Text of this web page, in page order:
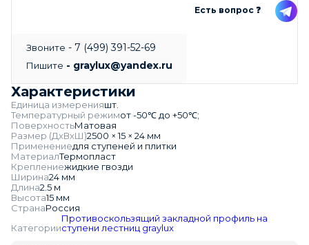
Есть вопрос ❓
Звоните - 7 (499) 391-52-69
Пишите - graylux@yandex.ru
Характеристики
Единица измеренияшт.
Температурный режимот -50℃ до +50℃;
ПоверхностьМатовая
Размер (ДхВхШ)2500 × 15 × 24 мм
Применениедля ступеней и плитки
МатериалТермопласт
Креплениежидкие гвозди
Ширина24 мм
Длина2.5 м
Высота15 мм
СтранаРоссия
Категории
Противоскользящий закладной профиль на
ступени лестниц graylux